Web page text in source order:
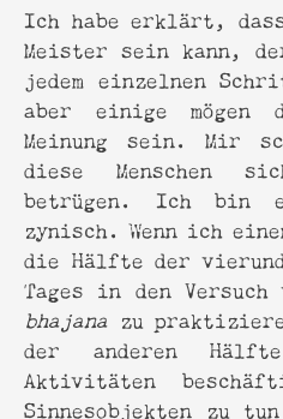
Ich habe erklärt,
Meister sein kann,
jedem einzelnen
aber einige mögen
Meinung sein. Mir
diese Menschen
betrügen. Ich bin
zynisch. Wenn ich
die Hälfte der
Tages in den
bhajanazu
der anderen
Aktivitäten
Sinnesobjekten zu